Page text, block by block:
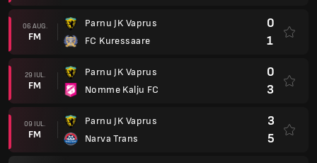
06 AUG.
FM
Parnu JK Vaprus
FC Kuressaare
0
1
29 IUL.
FM
Parnu JK Vaprus
Nomme Kalju FC
0
3
09 IUL.
FM
Parnu JK Vaprus
Narva Trans
3
5